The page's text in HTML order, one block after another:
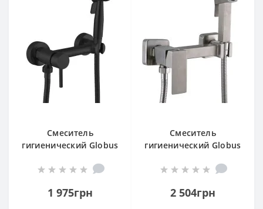
Смеситель
гигиенический Globus
106MIX
1 975грн
Смеситель
гигиенический Globus
106MIX-SS
2 504грн